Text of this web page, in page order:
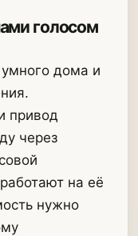
голосом
умного дома и
привод
через
на её
нужно